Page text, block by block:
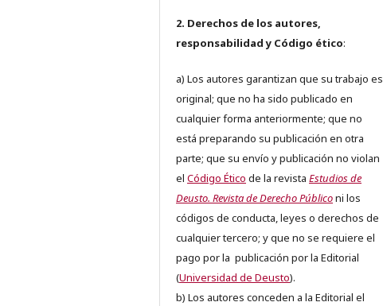
2. Derechos de los autores,
responsabilidad y Código ético:
a) Los autores garantizan que su trabajo es
original; que no ha sido publicado en
cualquier forma anteriormente; que no
está preparando su publicación en otra
parte; que su envío y publicación no violan
el Código Ético de la revista Estudios de
Deusto. Revista de Derecho Públiconi los
códigos de conducta, leyes o derechos de
cualquier tercero; y que no se requiere el
pago por la publicación por la Editorial
(Universidad de Deusto).
b) Los autores conceden a la Editorial el